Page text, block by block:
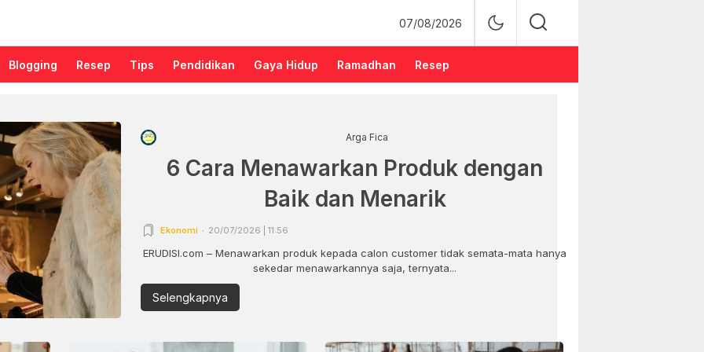
07/08/2026
Blogging Resep Tips Pendidikan Gaya Hidup Ramadhan Resep
Arga Fica
6 Cara Menawarkan Produk dengan
Baik dan Menarik
Ekonomi 20/07/2026 | 11:56
ERUDISI.com – Menawarkan produk kepada calon customer tidak semata-mata hanya
sekedar menawarkannya saja, ternyata...
Selengkapnya